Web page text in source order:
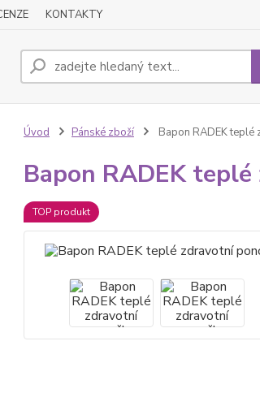
KONTAKTY
Úvod Pánské zboží Bapon RADEK
Bapon RADEK
TOP produkt